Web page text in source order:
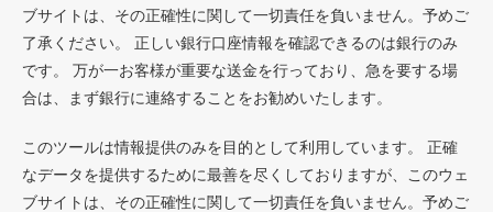
ブサイトは、その正確性に関して一切責任を負いません。予めご
了承ください。 正しい銀行口座情報を確認できるのは銀行のみ
です。 万が一お客様が重要な送金を行っており、急を要する場
合は、まず銀行に連絡することをお勧めいたします。
このツールは情報提供のみを目的として利用しています。 正確
なデータを提供するために最善を尽くしておりますが、このウェ
ブサイトは、その正確性に関して一切責任を負いません。予めご